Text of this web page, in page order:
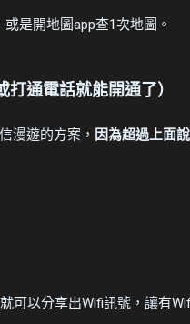
是開地圖app查1次地圖。
通電話就能開通了）
漫遊的方案， 因為超過上面
以分享出Wifi訊號，讓有